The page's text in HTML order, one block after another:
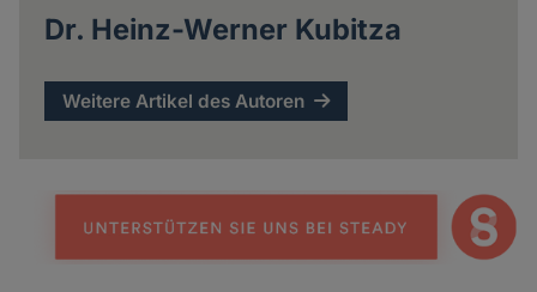
Dr. Heinz-Werner Kubitza
Weitere Artikel des Autoren